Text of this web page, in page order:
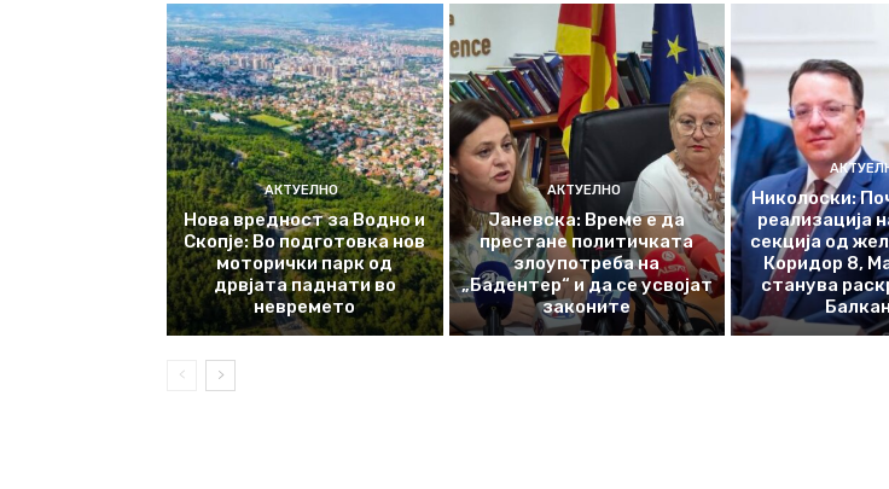
АКТУЕЛНО
Нова вредност за Водно и
Скопје: Во подготовка нов
моторички парк од
дрвјата паднати во
невремето
АКТУЕЛНО
Јаневска: Време е да
престане политичката
злоупотреба на
„Бадентер“ и да се усвојат
законите
Николоски:
реализација
секција од
Коридор 8,
станува